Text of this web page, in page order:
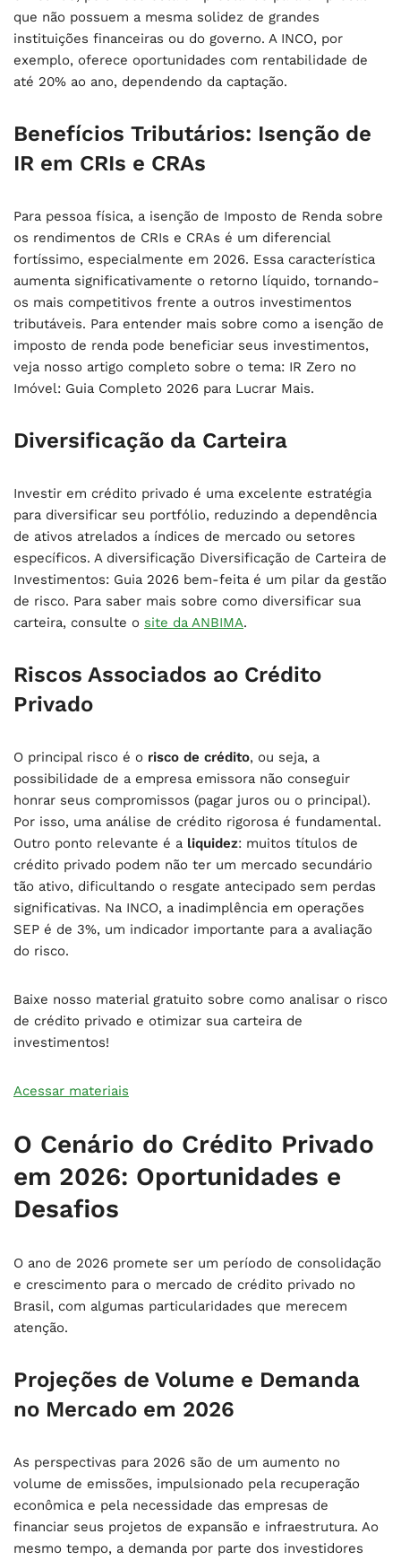
que não possuem a mesma solidez de grandes
instituições financeiras ou do governo. A INCO, por
exemplo, oferece oportunidades com rentabilidade de
até 20% ao ano, dependendo da captação.
Benefícios Tributários: Isenção de
IR em CRIs e CRAs
Para pessoa física, a isenção de Imposto de Renda sobre
os rendimentos de CRIs e CRAs é um diferencial
fortíssimo, especialmente em 2026. Essa característica
aumenta significativamente o retorno líquido, tornando-
os mais competitivos frente a outros investimentos
tributáveis. Para entender mais sobre como a isenção de
imposto de renda pode beneficiar seus investimentos,
veja nosso artigo completo sobre o tema: IR Zero no
Imóvel: Guia Completo 2026 para Lucrar Mais.
Diversificação da Carteira
Investir em crédito privado é uma excelente estratégia
para diversificar seu portfólio, reduzindo a dependência
de ativos atrelados a índices de mercado ou setores
específicos. A diversificação Diversificação de Carteira de
Investimentos: Guia 2026 bem-feita é um pilar da gestão
de risco. Para saber mais sobre como diversificar sua
carteira, consulte o site da ANBIMA.
Riscos Associados ao Crédito
Privado
O principal risco é o risco de crédito, ou seja, a
possibilidade de a empresa emissora não conseguir
honrar seus compromissos (pagar juros ou o principal).
Por isso, uma análise de crédito rigorosa é fundamental.
Outro ponto relevante é a liquidez: muitos títulos de
crédito privado podem não ter um mercado secundário
tão ativo, dificultando o resgate antecipado sem perdas
significativas. Na INCO, a inadimplência em operações
SEP é de 3%, um indicador importante para a avaliação
do risco.
Baixe nosso material gratuito sobre como analisar o risco
de crédito privado e otimizar sua carteira de
investimentos!
Acessar materiais
O Cenário do Crédito Privado
em 2026: Oportunidades e
Desafios
O ano de 2026 promete ser um período de consolidação
e crescimento para o mercado de crédito privado no
Brasil, com algumas particularidades que merecem
atenção.
Projeções de Volume e Demanda
no Mercado em 2026
As perspectivas para 2026 são de um aumento no
volume de emissões, impulsionado pela recuperação
econômica e pela necessidade das empresas de
financiar seus projetos de expansão e infraestrutura. Ao
mesmo tempo, a demanda por parte dos investidores